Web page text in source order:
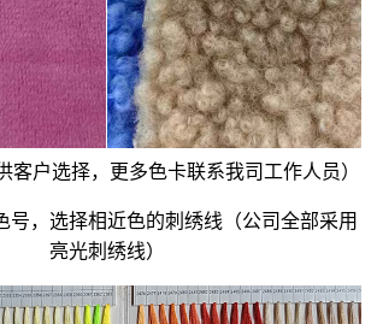
客户选择，更多色卡联系我司工作人员）
号，选择相近色的刺绣线（公司全部采用
亮光刺绣线）